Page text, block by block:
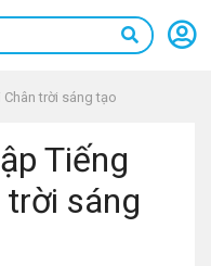
trời sáng tạo
Tiếng
sáng